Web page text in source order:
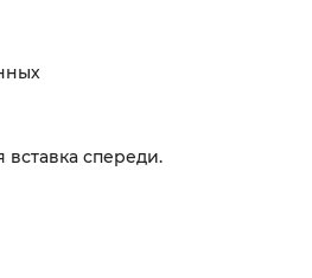
вставка спереди.